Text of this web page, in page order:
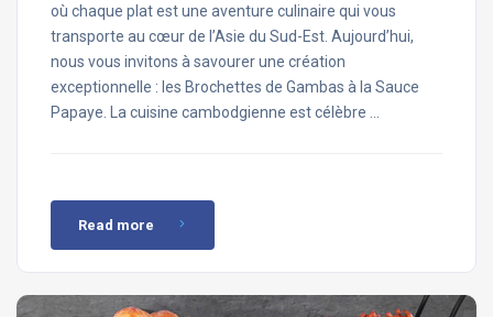
où chaque plat est une aventure culinaire qui vous
transporte au cœur de l’Asie du Sud-Est. Aujourd’hui,
nous vous invitons à savourer une création
exceptionnelle : les Brochettes de Gambas à la Sauce
Papaye. La cuisine cambodgienne est célèbre …
Read more